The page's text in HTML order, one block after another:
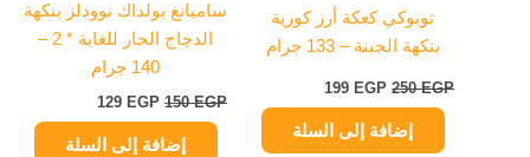
توبوكي كعكة أرز كورية
بنكهة الجبنة – 133 جرام
250EGP
199 EGP
إضافة إلى السلة
ساميانغ بولداك نوودلز بنكهة
الدجاج الحار للغاية * 2 –
140 جرام
150EGP
129 EGP
إضافة إلى السلة